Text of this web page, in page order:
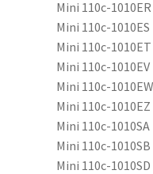
Mini 110c-1010ER
Mini 110c-1010ES
Mini 110c-1010ET
Mini 110c-1010EV
Mini 110c-1010EW
Mini 110c-1010EZ
Mini 110c-1010SA
Mini 110c-1010SB
Mini 110c-1010SD